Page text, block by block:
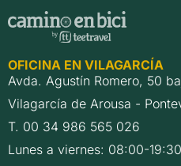
OFICINA EN VILAGARCÍA
Avda. Agustín Romero, 50
Vilagarcía de Arousa -
T. 00 34 986 565 026
Lunes a viernes: 08:00-19:30